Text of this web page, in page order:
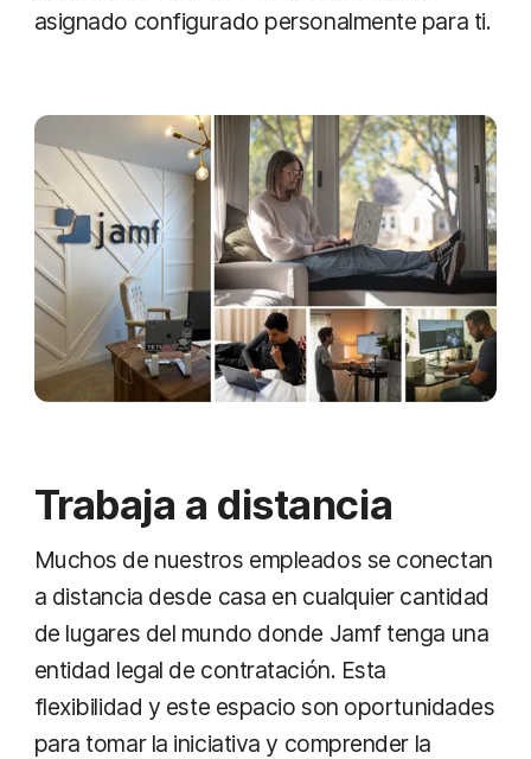
asignado configurado personalmente para ti.
Trabaja a distancia
Muchos de nuestros empleados se conectan
a distancia desde casa en cualquier cantidad
de lugares del mundo donde Jamf tenga una
entidad legal de contratación. Esta
flexibilidad y este espacio son oportunidades
para tomar la iniciativa y comprender la